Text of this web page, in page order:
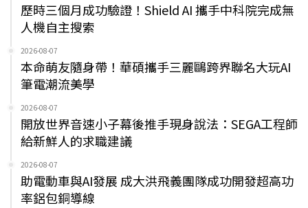
歷時三個月成功驗證！Shield AI 攜手中科院完成無
人機自主搜索
2026-08-07
本命萌友隨身帶！華碩攜手三麗鷗跨界聯名大玩AI
筆電潮流美學
2026-08-07
開放世界音速小子幕後推手現身說法：SEGA工程師
給新鮮人的求職建議
2026-08-07
助電動車與AI發展 成大洪飛義團隊成功開發超高功
率鋁包銅導線